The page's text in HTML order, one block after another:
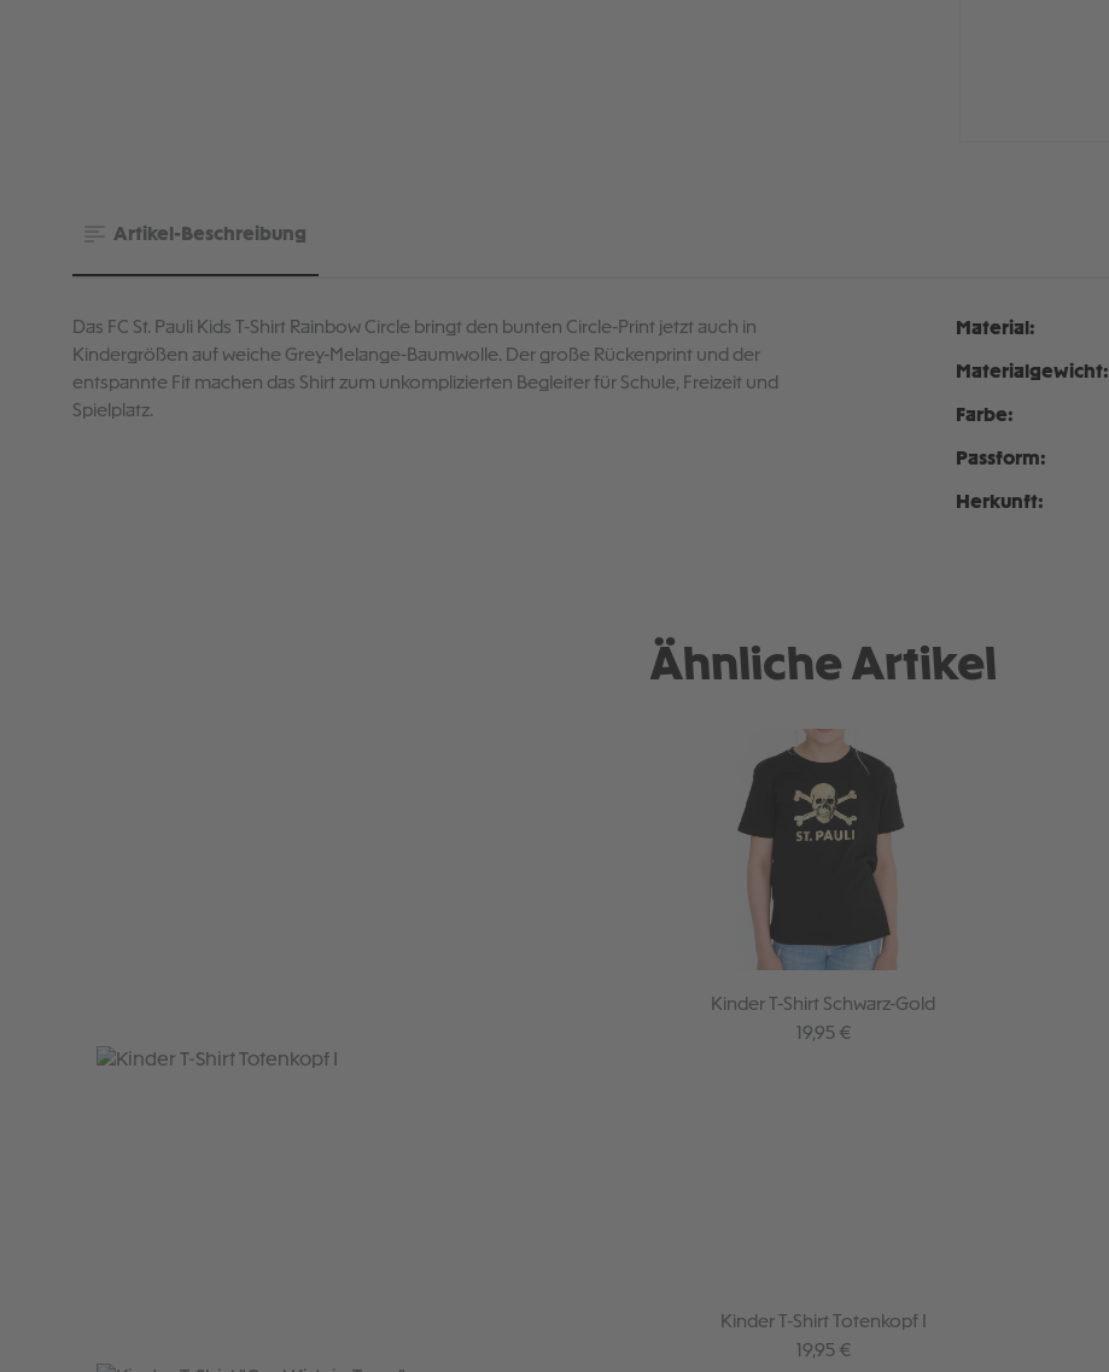
Artikel-Beschreibung
Das FC St. Pauli Kids T-Shirt Rainbow Circle bringt den bunten Circle-Print jetzt auch in
Kindergrößen auf weiche Grey-Melange-Baumwolle. Der große Rückenprint und der
entspannte Fit machen das Shirt zum unkomplizierten Begleiter für Schule, Freizeit und
Spielplatz.
Material:
Materialgewicht:
Farbe:
Passform:
Herkunft:
Ähnliche Artikel
Kinder T-Shirt Schwarz-Gold
Regulärer Preis:
19,95 €
Kinder T-Shirt Totenkopf I
Regulärer Preis:
19,95 €